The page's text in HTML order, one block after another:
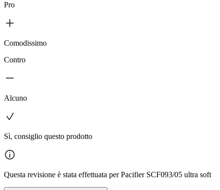
Pro
Comodissimo
Contro
Alcuno
Sì, consiglio questo prodotto
Questa revisione è stata effettuata per Pacifier SCF093/05 ultra soft